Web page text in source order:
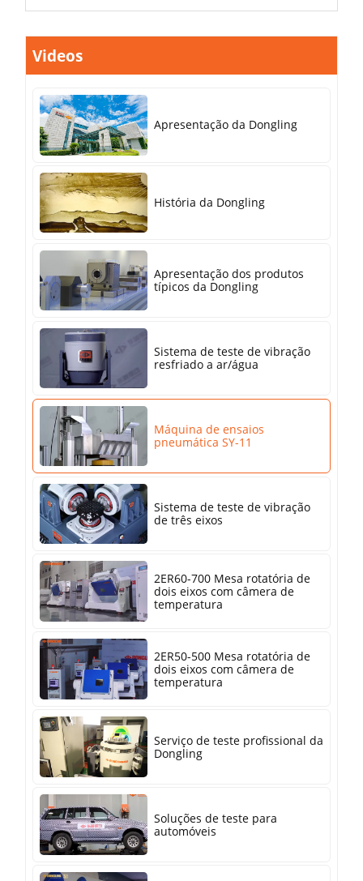
Videos
Apresentação da Dongling
História da Dongling
Apresentação dos produtos
típicos da Dongling
Sistema de teste de vibração
resfriado a ar/água
Máquina de ensaios
pneumática SY-11
Sistema de teste de vibração
de três eixos
2ER60-700 Mesa rotatória de
dois eixos com câmera de
temperatura
2ER50-500 Mesa rotatória de
dois eixos com câmera de
temperatura
Serviço de teste profissional da
Dongling
Soluções de teste para
automóveis